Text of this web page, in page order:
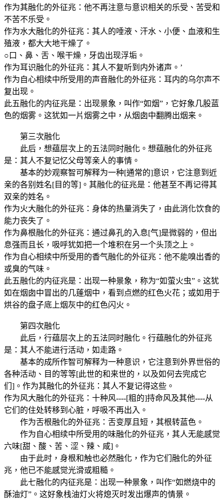
作为其融化的外征兆：他不再注意与意识相关的乐受、苦受和
不苦不乐受。
作为水大融化的外征兆：其人的唾液、汗水、小便、血液和生
殖液，都大大地干燥了。
○口、鼻、舌、喉干燥，牙齿出现浮垢。
作为耳识融化的外征兆：其人不复听到内外诸声。’
作为自心相续中所受用的声音融化的外征兆：耳内的乌尔声不
复出现。
此五融化的内征兆是：出现景象，叫作“如烟”，它好象几股蓝
色的烟雾。这犹如一片烟雾之中，从烟囱中翻腾出烟来。
第三次融化
此后，想蕴层次上的五法同时融化。想蕴融化的外征兆
是：其人不复记忆父母等亲人的事情。
基本的妙观察智可解释为一种[通常的]意识，它注意到近
亲的各别姓名[目的等]。其融化的征兆是：他甚至不再记得其
双亲的姓名。
作为火大融化的外征兆：身体的热量消失了，由此消化饮食的
能力丧失了。
作为鼻根融化的外征兆：通过鼻孔的入息[气]是微弱的，但出
息强而且长，吸呼犹如把一个堆积在另一个头顶之上。
作为自心相续中所受用的香气融化的外征兆：他不能嗅出香的
或臭的气味。
此五融化的内征兆是：出现一种景象，称为“如萤火虫”。这犹
如在烟囱中冒出的几蓬烟中，看到点燃的红色火花；或如用于
烘谷的盘子底上烟灰中的红色闪火。
第四次融化
此后，行蕴层次上的五法同时融化。行蕴融化的外征兆
是：其人不能进行活动，如走路。
基本的成所作智可解释为一种意识，它注意到外界世俗的
各种活动、目的等等[此世的和来世的，以及如何去完成它
们]。作为其融化的外征兆：其人不复记得这些。
作为风大融化的外征兆：十种风----[粗的]持命风及其他----从
它们的住处转移到心脏，呼吸不再出入。
作为舌根融化的外征兆：舌变厚且短，其根转蓝色。
作为自心相续中所受用的味融化的外征兆，其人无能感觉
六味[甜、酸、苦、涩、辣、咸]。
由于此时，身根和触也必然融化，作为它们融化的外征
兆，他已不能感觉光滑或粗糙。
此七融化的内征兆是：出现一种景象，叫作“如燃烧中的
酥油灯”。这好象栈油灯火将熄灭时发出爆声的情景。